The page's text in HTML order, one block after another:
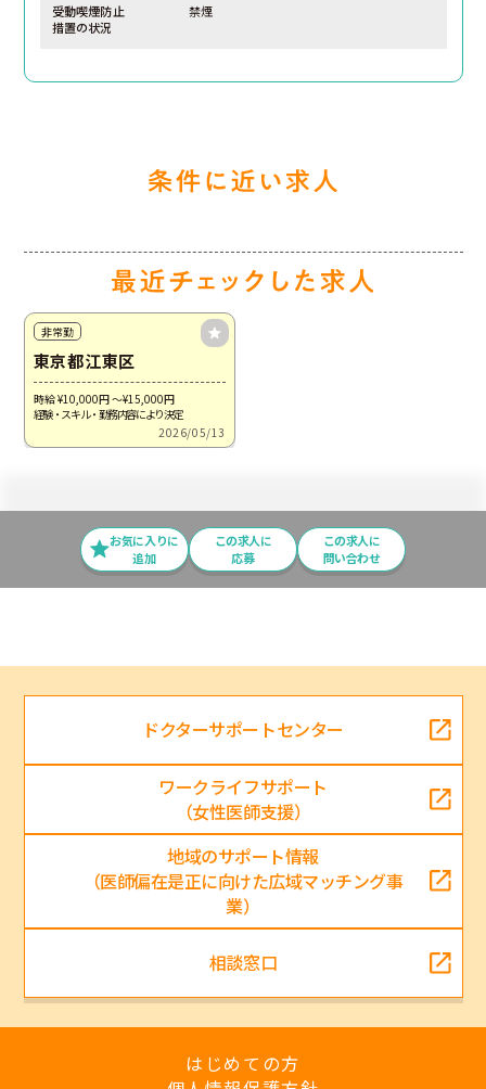
受動喫煙防止
措置の状況
禁煙
非常勤
東京都江東区
時給 ¥10,000円～¥15,000円
経験・スキル・勤務内容により決定
2026/05/13
お気に入りに
追加
この求⼈に
応募
この求人に
問い合わせ
ドクターサポートセンター
ワークライフサポート
（女性医師支援）
地域のサポート情報
（医師偏在是正に向けた広域マッチング事
業）
相談窓口
はじめての方